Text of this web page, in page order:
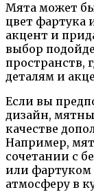
Мята может
цвет фартука
акцент и
выбор
пространств,
деталям и
Если вы
дизайн,
качестве
Например,
сочетании с
или фартуком
атмосферу в